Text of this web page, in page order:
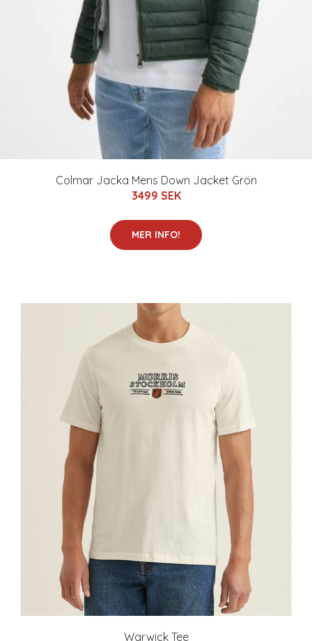
Colmar Jacka Mens Down Jacket Grön
3499 SEK
MER INFO!
Warwick Tee